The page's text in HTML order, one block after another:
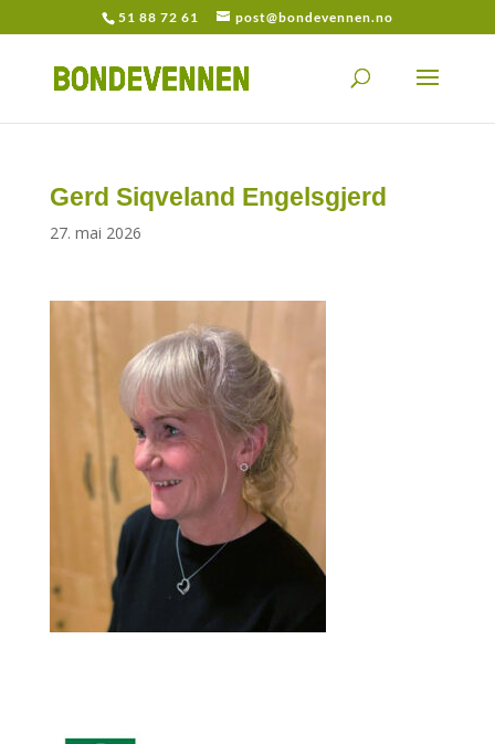
51 88 72 61 post@bondevennen.no
Gerd Siqveland Engelsgjerd
27. mai 2026